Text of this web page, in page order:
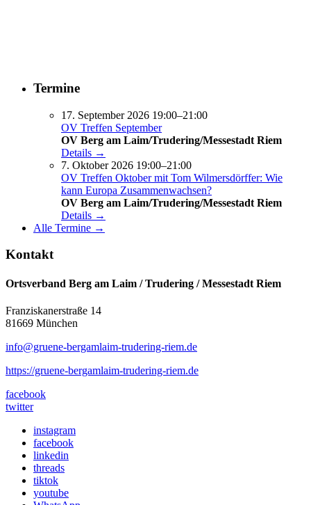
Termine
17. September 2026 19:00–21:00
OV Treffen September
OV Berg am Laim/Trudering/Messestadt Riem
Details →
7. Oktober 2026 19:00–21:00
OV Treffen Oktober mit Tom Wilmersdörffer: Wie
kann Europa Zusammenwachsen?
OV Berg am Laim/Trudering/Messestadt Riem
Details →
Alle Termine →
Kontakt
Ortsverband Berg am Laim / Trudering / Messestadt Riem
Franziskanerstraße 14
81669 München
info@gruene-bergamlaim-trudering-riem.de
https://gruene-bergamlaim-trudering-riem.de
facebook
twitter
instagram
facebook
linkedin
threads
tiktok
youtube